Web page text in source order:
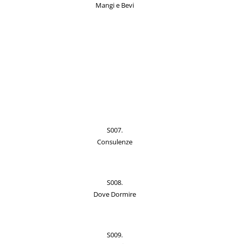
Mangi e Bevi
S007.
Consulenze
S008.
Dove Dormire
S009.